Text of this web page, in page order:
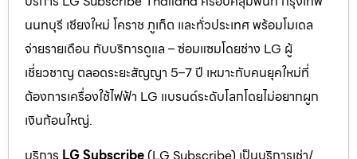
นนทบุรี เชียงใหม่ โคราช ภูเก็ต และทั่วประเทศ พร้อมโมเดล
จ่ายรายเดือน กับบริการดูแล – ซ่อมแซมโดยช่าง LG ผู้
เชี่ยวชาญ ตลอดระยะสัญญา 5–7 ปี เหมาะกับคนยุคใหม่ที่
ต้องการเครื่องใช้ไฟฟ้า LG แบรนด์ระดับโลกโดยไม่อยากผูก
เงินก้อนใหญ่.